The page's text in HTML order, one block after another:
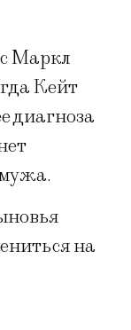
Маркл
Кейт
диагноза
на